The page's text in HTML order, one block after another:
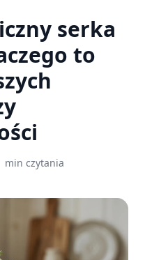
serka
to
min czytania